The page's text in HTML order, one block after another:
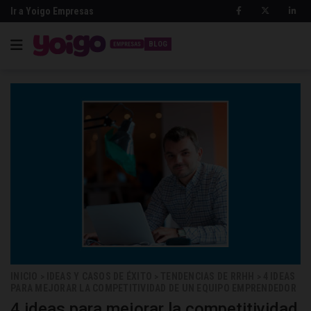
Ir a Yoigo Empresas
BLOG